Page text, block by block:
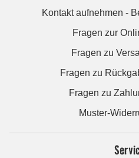
Kontakt aufnehmen -
Fragen zur
Fragen zu
Fragen zu
Fragen zu
Muster-